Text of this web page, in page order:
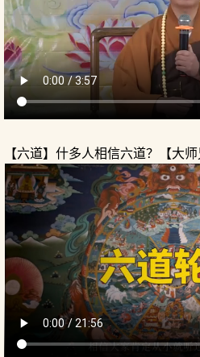
【六道】什多人相信六道？【大师